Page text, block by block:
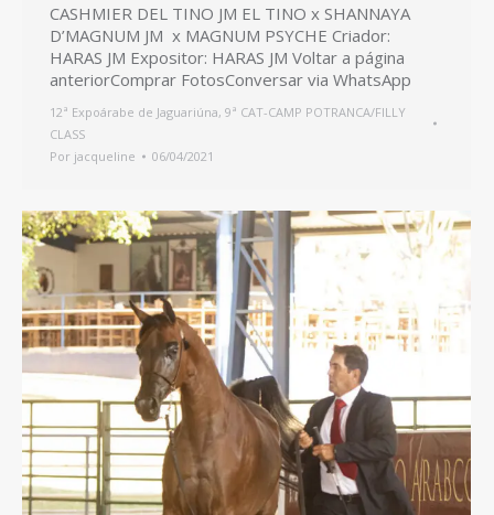
CASHMIER DEL TINO JM EL TINO x SHANNAYA
D’MAGNUM JM x MAGNUM PSYCHE Criador:
HARAS JM Expositor: HARAS JM Voltar a página
anteriorComprar FotosConversar via WhatsApp
12ª Expoárabe de Jaguariúna, 9ª CAT-CAMP POTRANCA/FILLY
CLASS
Por jacqueline 06/04/2021